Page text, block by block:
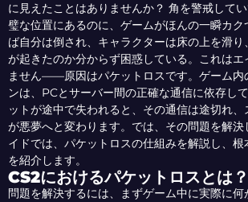
に見えたことはありませんか？ 角を警戒して
璧な位置にあるのに、ゲームがほんの一瞬カ
ば自分は倒され、キャラクターは床の上を滑
が起きたのか分からず困惑している。これはエ
ません――原因はパケットロスです。ゲーム内
ンは、PCとサーバー間の正確な通信に依存し
ットが途中で失われると、その通信は途切れ
が悪夢へと変わります。では、その問題を解
イドでは、パケットロスの仕組みを解説し、
を紹介します。
CS2におけるパケットロスとは？
問題を解決するには、まずゲーム中に実際に